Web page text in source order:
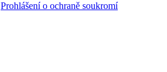
Prohlášení o ochraně soukromí